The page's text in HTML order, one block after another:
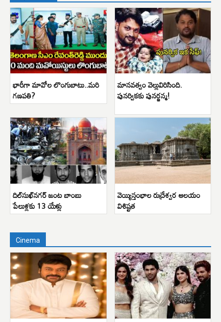
భారీగా మావోల లొంగుబాటు..మరి
గణపతి?
మానవత్వం వెల్లువిరిసింది.
పునర్వికకు పునర్జన్మ!
దిల్‌సుఖ్‌నగర్ జంట బాంబు
పేలుళ్లకు 13 యేళ్లు
వెయ్యిస్తంభాల రుద్రేశ్వర ఆలయం
విశిష్టత
Cinema